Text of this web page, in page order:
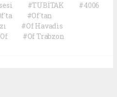
#TUBİTAK
#4006
#Of'tan
#Of Havadis
#Of Trabzon